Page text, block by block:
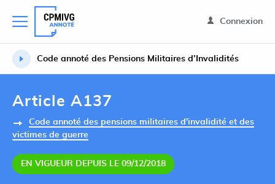
Connexion
Code annoté des Pensions Militaires d’Invalidités
Article A137
Code annoté des pensions militaires d'invalidité et des
victimes de guerre
EN VIGUEUR DEPUIS LE 09/12/2018